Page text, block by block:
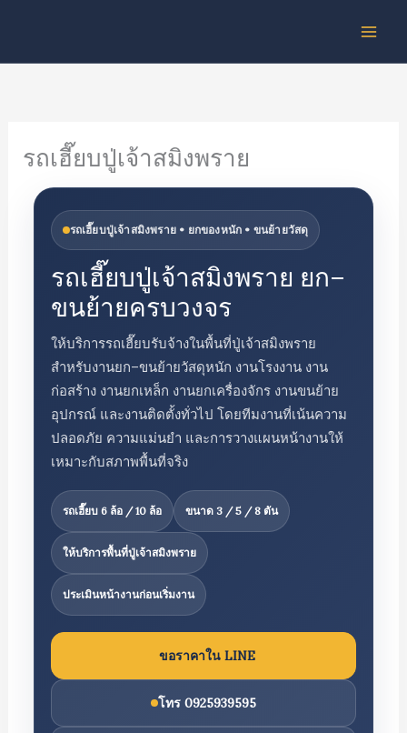
content
รถเฮี๊ยบปู่เจ้าสมิงพราย
รถเฮี๊ยบปู่เจ้าสมิงพราย • ยกของหนัก • ขนย้ายวัสดุ
รถเฮี๊ยบปู่เจ้าสมิงพราย ยก–
ขนย้ายครบวงจร
ให้บริการรถเฮี๊ยบรับจ้างในพื้นที่ปู่เจ้าสมิงพราย
สำหรับงานยก–ขนย้ายวัสดุหนัก งานโรงงาน งาน
ก่อสร้าง งานยกเหล็ก งานยกเครื่องจักร งานขนย้าย
อุปกรณ์ และงานติดตั้งทั่วไป โดยทีมงานที่เน้นความ
ปลอดภัย ความแม่นยำ และการวางแผนหน้างานให้
เหมาะกับสภาพพื้นที่จริง
รถเฮี๊ยบ 6 ล้อ / 10 ล้อ ขนาด 3 / 5 / 8 ตัน
ให้บริการพื้นที่ปู่เจ้าสมิงพราย
ประเมินหน้างานก่อนเริ่มงาน
ขอราคาใน LINE
โทร 0925939595